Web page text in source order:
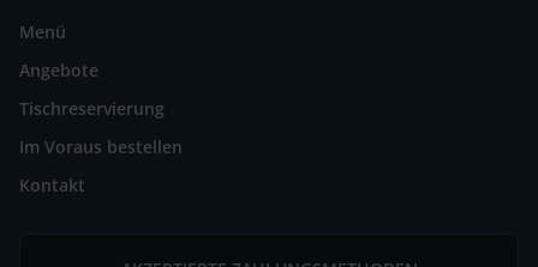
Menü
Angebote
Tischreservierung
Im Voraus bestellen
Kontakt